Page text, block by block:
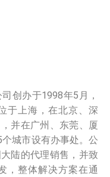
创办于1998年5月，
于上海，在北京、深
并在广州、东莞、厦
城市设有办事处。公
陆的代理销售，并致
，整体解决方案在通